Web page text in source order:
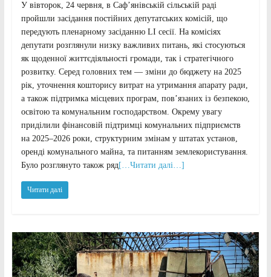
У вівторок, 24 червня, в Саф’янівській сільській раді
пройшли засідання постійних депутатських комісій, що
передують пленарному засіданню LI сесії. На комісіях
депутати розглянули низку важливих питань, які стосуються
як щоденної життєдіяльності громади, так і стратегічного
розвитку. Серед головних тем — зміни до бюджету на 2025
рік, уточнення кошторису витрат на утримання апарату ради,
а також підтримка місцевих програм, пов’язаних із безпекою,
освітою та комунальним господарством. Окрему увагу
приділили фінансовій підтримці комунальних підприємств
на 2025–2026 роки, структурним змінам у штатах установ,
оренді комунального майна, та питанням землекористування.
Було розглянуто також ряд[…Читати далі…]
Читати далі